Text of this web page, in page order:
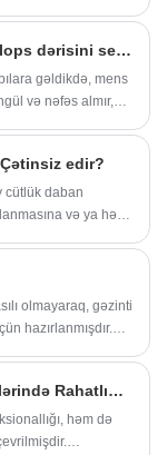
Gündəlik rahatlıq üçün niyə mens flip flops dərisini seçməlisiniz?
gəldikdə, mens
və nəfəs almır,
materiallara
fərqlənir. Yüksək
artıq yay əsasları
Çətinsiz edir?
cütlük daban
və ya hər
olmayaraq, gəzinti
hazırlanmışdır.
Kişi Başmaqları Qlobal Ayaqqabı Trendlərində Rahatlıq Standartlarını Yenidən Müəyyən edirmi?
həm də